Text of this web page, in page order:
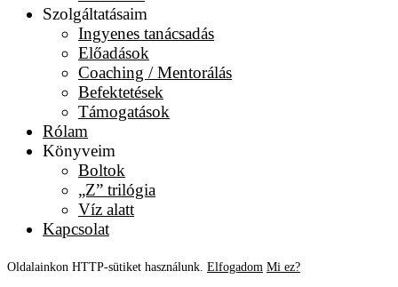
Szolgáltatásaim
Ingyenes tanácsadás
Előadások
Coaching / Mentorálás
Befektetések
Támogatások
Rólam
Könyveim
Boltok
„Z” trilógia
Víz alatt
Kapcsolat
Oldalainkon HTTP-sütiket használunk. Elfogadom Mi ez?